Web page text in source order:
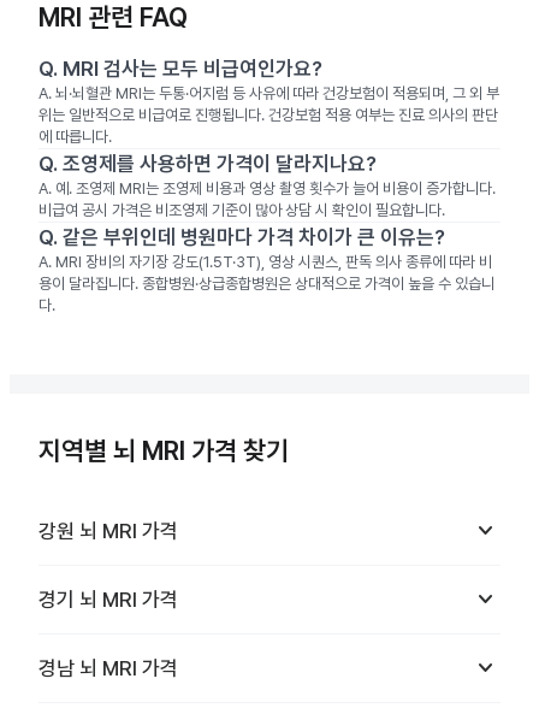
MRI 관련 FAQ
Q. MRI 검사는 모두 비급여인가요?
A. 뇌·뇌혈관 MRI는 두통·어지럼 등 사유에 따라 건강보험이 적용되며, 그 외 부
위는 일반적으로 비급여로 진행됩니다. 건강보험 적용 여부는 진료 의사의 판단
에 따릅니다.
Q. 조영제를 사용하면 가격이 달라지나요?
A. 예. 조영제 MRI는 조영제 비용과 영상 촬영 횟수가 늘어 비용이 증가합니다.
비급여 공시 가격은 비조영제 기준이 많아 상담 시 확인이 필요합니다.
Q. 같은 부위인데 병원마다 가격 차이가 큰 이유는?
A. MRI 장비의 자기장 강도(1.5T·3T), 영상 시퀀스, 판독 의사 종류에 따라 비
용이 달라집니다. 종합병원·상급종합병원은 상대적으로 가격이 높을 수 있습니
다.
지역별 뇌 MRI 가격 찾기
강원 뇌 MRI 가격 keyboard_arrow_down
경기 뇌 MRI 가격 keyboard_arrow_down
경남 뇌 MRI 가격 keyboard_arrow_down